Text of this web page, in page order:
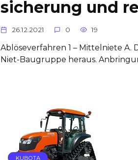
sicherung und
26.12.2021 0 19
Ablöseverfahren 1 – Mittelniete A.
Niet-Baugruppe heraus.
KUBOTA